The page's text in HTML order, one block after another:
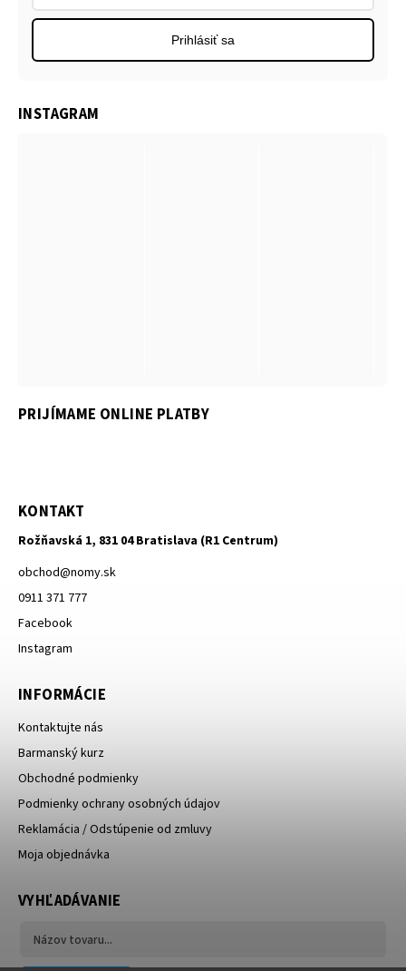
PRIJÍMAME ONLINE PLATBY
KONTAKT
Rožňavská 1, 831 04 Bratislava (R1 Centrum)
obchod@nomy.sk
0911 371 777
Facebook
Instagram
INFORMÁCIE
Kontaktujte nás
Barmanský kurz
Obchodné podmienky
Podmienky ochrany osobných údajov
Reklamácia / Odstúpenie od zmluvy
Moja objednávka
Prihlásiť sa
VYHĽADÁVANIE
INSTAGRAM